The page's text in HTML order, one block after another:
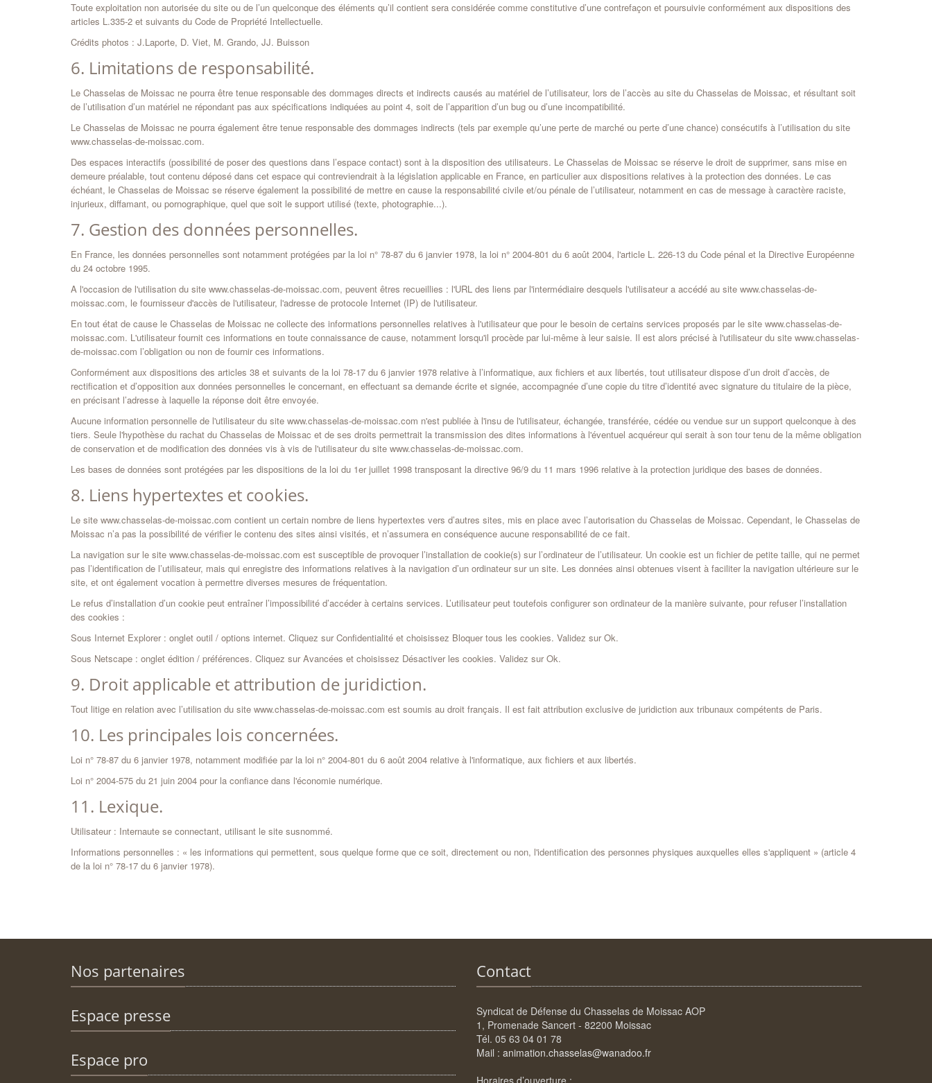
Toute exploitation non autorisée du site ou de l’un quelconque des éléments qu’il contient sera considérée comme constitutive d’une contrefaçon et poursuivie conformément aux dispositions des
articles L.335-2 et suivants du Code de Propriété Intellectuelle.
Crédits photos : J.Laporte, D. Viet, M. Grando, JJ. Buisson
6. Limitations de responsabilité.
Le Chasselas de Moissac ne pourra être tenue responsable des dommages directs et indirects causés au matériel de l’utilisateur, lors de l’accès au site du Chasselas de Moissac, et résultant soit
de l’utilisation d’un matériel ne répondant pas aux spécifications indiquées au point 4, soit de l’apparition d’un bug ou d’une incompatibilité.
Le Chasselas de Moissac ne pourra également être tenue responsable des dommages indirects (tels par exemple qu’une perte de marché ou perte d’une chance) consécutifs à l’utilisation du site
www.chasselas-de-moissac.com.
Des espaces interactifs (possibilité de poser des questions dans l’espace contact) sont à la disposition des utilisateurs. Le Chasselas de Moissac se réserve le droit de supprimer, sans mise en
demeure préalable, tout contenu déposé dans cet espace qui contreviendrait à la législation applicable en France, en particulier aux dispositions relatives à la protection des données. Le cas
échéant, le Chasselas de Moissac se réserve également la possibilité de mettre en cause la responsabilité civile et/ou pénale de l’utilisateur, notamment en cas de message à caractère raciste,
injurieux, diffamant, ou pornographique, quel que soit le support utilisé (texte, photographie...).
7. Gestion des données personnelles.
En France, les données personnelles sont notamment protégées par la loi n° 78-87 du 6 janvier 1978, la loi n° 2004-801 du 6 août 2004, l'article L. 226-13 du Code pénal et la Directive Européenne
du 24 octobre 1995.
A l'occasion de l'utilisation du site www.chasselas-de-moissac.com, peuvent êtres recueillies : l'URL des liens par l'intermédiaire desquels l'utilisateur a accédé au site www.chasselas-de-
moissac.com, le fournisseur d'accès de l'utilisateur, l'adresse de protocole Internet (IP) de l'utilisateur.
En tout état de cause le Chasselas de Moissac ne collecte des informations personnelles relatives à l'utilisateur que pour le besoin de certains services proposés par le site www.chasselas-de-
moissac.com. L'utilisateur fournit ces informations en toute connaissance de cause, notamment lorsqu'il procède par lui-même à leur saisie. Il est alors précisé à l'utilisateur du site www.chasselas-
de-moissac.com l’obligation ou non de fournir ces informations.
Conformément aux dispositions des articles 38 et suivants de la loi 78-17 du 6 janvier 1978 relative à l’informatique, aux fichiers et aux libertés, tout utilisateur dispose d’un droit d’accès, de
rectification et d’opposition aux données personnelles le concernant, en effectuant sa demande écrite et signée, accompagnée d’une copie du titre d’identité avec signature du titulaire de la pièce,
en précisant l’adresse à laquelle la réponse doit être envoyée.
Aucune information personnelle de l'utilisateur du site www.chasselas-de-moissac.com n'est publiée à l'insu de l'utilisateur, échangée, transférée, cédée ou vendue sur un support quelconque à des
tiers. Seule l'hypothèse du rachat du Chasselas de Moissac et de ses droits permettrait la transmission des dites informations à l'éventuel acquéreur qui serait à son tour tenu de la même obligation
de conservation et de modification des données vis à vis de l'utilisateur du site www.chasselas-de-moissac.com.
Les bases de données sont protégées par les dispositions de la loi du 1er juillet 1998 transposant la directive 96/9 du 11 mars 1996 relative à la protection juridique des bases de données.
8. Liens hypertextes et cookies.
Le site www.chasselas-de-moissac.com contient un certain nombre de liens hypertextes vers d’autres sites, mis en place avec l’autorisation du Chasselas de Moissac. Cependant, le Chasselas de
Moissac n’a pas la possibilité de vérifier le contenu des sites ainsi visités, et n’assumera en conséquence aucune responsabilité de ce fait.
La navigation sur le site www.chasselas-de-moissac.com est susceptible de provoquer l’installation de cookie(s) sur l’ordinateur de l’utilisateur. Un cookie est un fichier de petite taille, qui ne permet
pas l’identification de l’utilisateur, mais qui enregistre des informations relatives à la navigation d’un ordinateur sur un site. Les données ainsi obtenues visent à faciliter la navigation ultérieure sur le
site, et ont également vocation à permettre diverses mesures de fréquentation.
Le refus d’installation d’un cookie peut entraîner l’impossibilité d’accéder à certains services. L’utilisateur peut toutefois configurer son ordinateur de la manière suivante, pour refuser l’installation
des cookies :
Sous Internet Explorer : onglet outil / options internet. Cliquez sur Confidentialité et choisissez Bloquer tous les cookies. Validez sur Ok.
Sous Netscape : onglet édition / préférences. Cliquez sur Avancées et choisissez Désactiver les cookies. Validez sur Ok.
9. Droit applicable et attribution de juridiction.
Tout litige en relation avec l’utilisation du site www.chasselas-de-moissac.com est soumis au droit français. Il est fait attribution exclusive de juridiction aux tribunaux compétents de Paris.
10. Les principales lois concernées.
Loi n° 78-87 du 6 janvier 1978, notamment modifiée par la loi n° 2004-801 du 6 août 2004 relative à l'informatique, aux fichiers et aux libertés.
Loi n° 2004-575 du 21 juin 2004 pour la confiance dans l'économie numérique.
11. Lexique.
Utilisateur : Internaute se connectant, utilisant le site susnommé.
Informations personnelles : « les informations qui permettent, sous quelque forme que ce soit, directement ou non, l'identification des personnes physiques auxquelles elles s'appliquent » (article 4
de la loi n° 78-17 du 6 janvier 1978).
Nos partenaires
Espace presse
Espace pro
Contact
Syndicat de Défense du Chasselas de Moissac AOP
1, Promenade Sancert - 82200 Moissac
Tél. 05 63 04 01 78
Mail : animation.chasselas@wanadoo.fr
Horaires d’ouverture :